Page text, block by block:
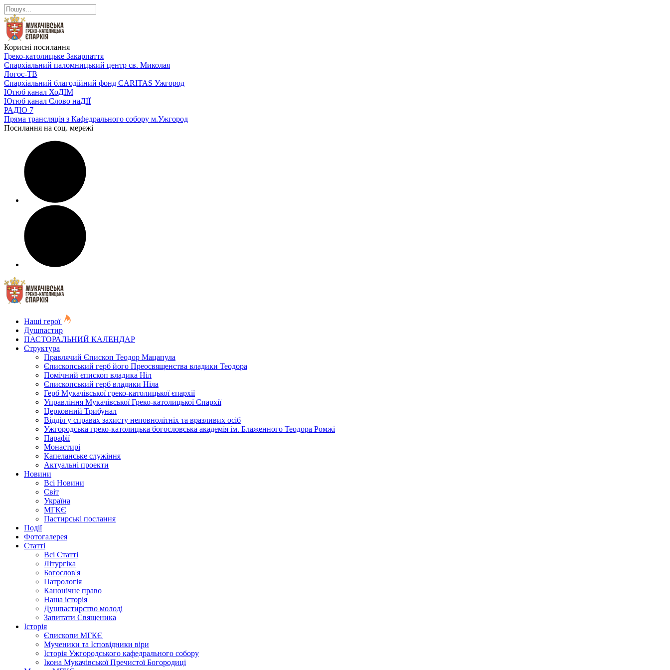
Корисні посилання
Греко-католицьке Закарпаття
Єпархіальний паломницький центр св. Миколая
Логос-ТВ
Єпархіальний благодійний фонд CARITAS Ужгород
Ютюб канал ХоДІМ
Ютюб канал Слово наДІЇ
РАДІО 7
Пряма трансляція з Кафедрального собору м.Ужгород
Посилання на соц. мережі
Наші герої
Душпастир
ПАСТОРАЛЬНИЙ КАЛЕНДАР
Структура
Правлячий Єпископ Теодор Мацапула
Єпископський герб його Преосвященства владики Теодора
Помічний єпископ владика Ніл
Єпископський герб владики Ніла
Герб Мукачівської греко-католицької єпархії
Управління Мукачівської Греко-католицької Єпархії
Церковний Трибунал
Відділ у справах захисту неповнолітніх та вразливих осіб
Ужгородська греко-католицька богословська академія ім. Блаженного Теодора Ромжі
Парафії
Монастирі
Капеланське служіння
Актуальні проекти
Новини
Всі Новини
Світ
Україна
МГКЄ
Пастирські послання
Події
Фотогалерея
Статті
Всі Статті
Літургіка
Богослов'я
Патрологія
Канонічне право
Наша історія
Душпастирство молоді
Запитати Священика
Історія
Єпископи МГКЄ
Мученики та Ісповідники віри
Історія Ужгородського кафедрального собору
Ікона Мукачівської Пречистої Богородиці